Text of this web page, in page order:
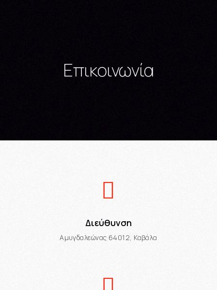
Επικοινωνία
Διεύθυνση
Αμυγδαλεώνας 64012, Καβάλα